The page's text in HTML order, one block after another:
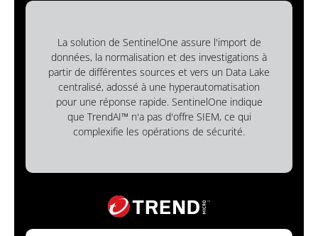
La solution de SentinelOne assure l'import de
données, la normalisation et des investigations à
partir de différentes sources et vers un Data Lake
centralisé, adossé à une hyperautomatisation
pour une réponse rapide. SentinelOne indique
que TrendAI™ n'a pas d'offre SIEM, ce qui
complexifie les opérations de sécurité.